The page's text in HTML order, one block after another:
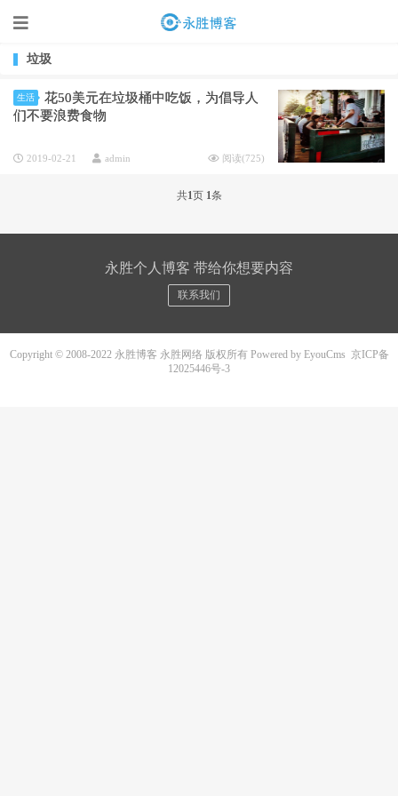
垃圾
生活
花50美元在垃圾桶中吃饭，为倡导人
们不要浪费食物
2019-02-21 admin 阅读(725)
共1页 1条
永胜个人博客 带给你想要内容
联系我们
Copyright © 2008-2022 永胜博客 永胜网络 版权所有Powered by EyouCms 京ICP备
12025446号-3